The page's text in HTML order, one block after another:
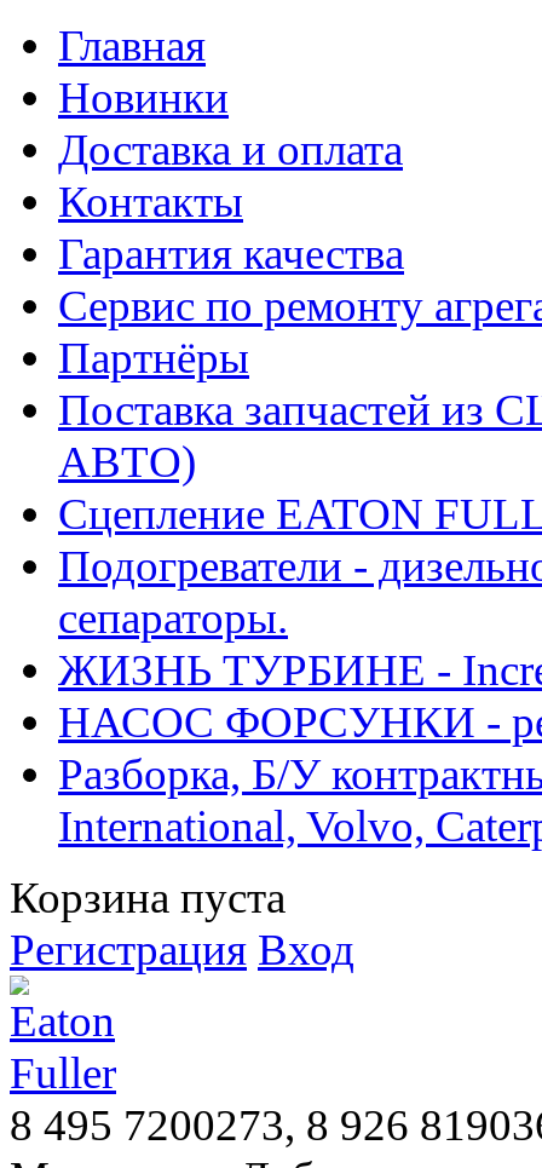
Главная
Новинки
Доставка и оплата
Контакты
Гарантия качества
Сервис по ремонту
Партнёры
Поставка запчастей
АВТО)
Сцепление EATON
Подогреватели -
сепараторы.
ЖИЗНЬ ТУРБИНЕ -
НАСОС ФОРСУНКИ -
Разборка, Б/У
International, Volvo,
Корзина пуста
Регистрация Вход
8 495 7200273, 8 926